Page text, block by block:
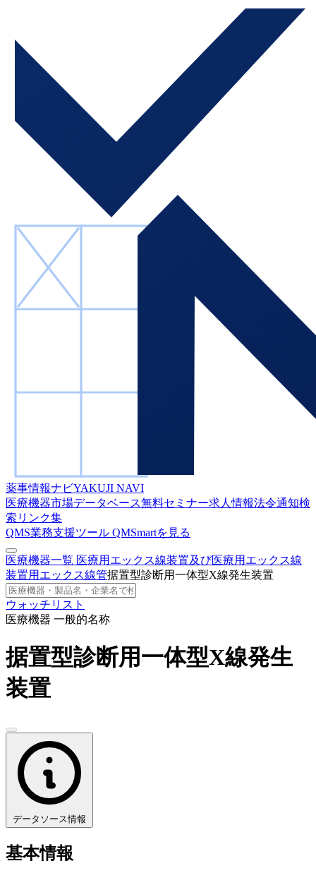
薬事情報ナビYAKUJI NAVI
医療機器市場データベース無料セミナー求人情報法令通知検
索 リンク集
QMS業務支援ツール QMSmartを見る
医療機器一覧 医療用エックス線装置及び医療用エックス線
装置用エックス線管据置型診断用一体型X線発生装置
ウォッチリスト
医療機器 一般的名称
据置型診断用一体型X線発生
装置
データソース情報
基本情報